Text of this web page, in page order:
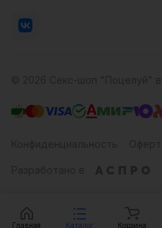
Главная Каталог Корзина